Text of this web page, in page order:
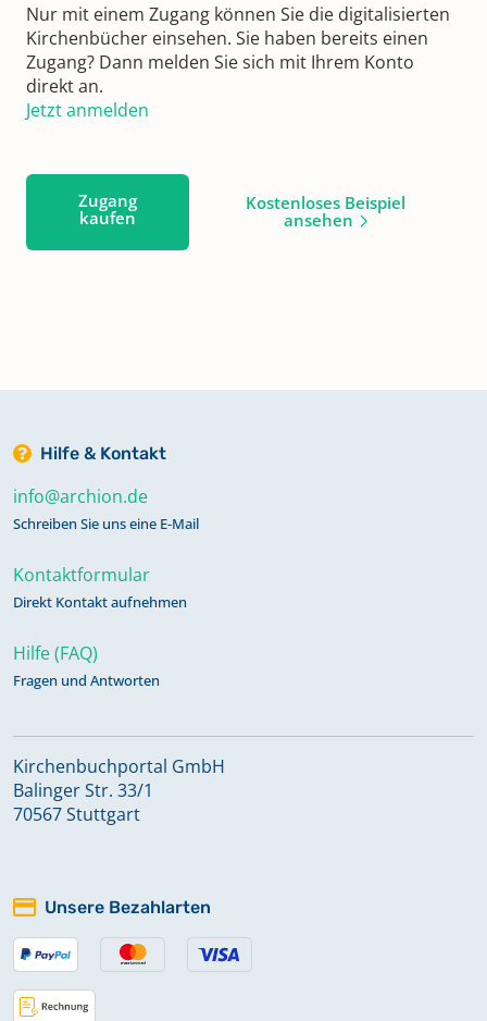
Nur mit einem Zugang können Sie die digitalisierten
Kirchenbücher einsehen. Sie haben bereits einen
Zugang? Dann melden Sie sich mit Ihrem Konto
direkt an.
Jetzt anmelden
Zugang
kaufen
Kostenloses Beispiel
ansehen
Hilfe & Kontakt
info@archion.de
Schreiben Sie uns eine E-Mail
Kontaktformular
Direkt Kontakt aufnehmen
Hilfe (FAQ)
Fragen und Antworten
Kirchenbuchportal GmbH
Balinger Str. 33/1
70567 Stuttgart
Unsere Bezahlarten